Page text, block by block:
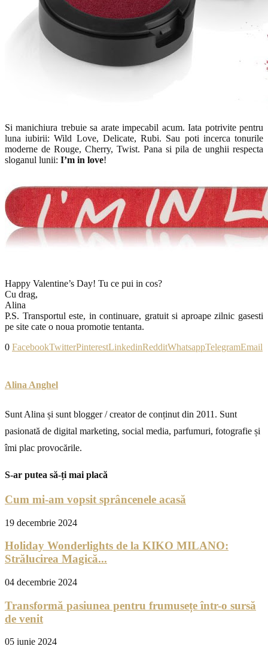
Si manichiura trebuie sa arate impecabil acum. Iata potrivite pentru
luna iubirii: Wild Love, Delicate, Rubi. Sau poti incerca tonurile
moderne de Rouge, Cherry, Twist. Pana si pila de unghii respecta
sloganul lunii: I’m in love!
Happy Valentine’s Day! Tu ce pui in cos?
Cu drag,
Alina
P.S. Transportul este, in continuare, gratuit si aproape zilnic gasesti
pe site cate o noua promotie tentanta.
0 FacebookTwitterPinterestLinkedinRedditWhatsappTelegramEmail
Alina Anghel
Sunt Alina și sunt blogger / creator de conținut din 2011. Sunt
pasionată de digital marketing, social media, parfumuri, fotografie și
îmi plac provocările.
S-ar putea să-ți mai placă
Cum mi-am vopsit sprâncenele acasă
19 decembrie 2024
Holiday Wonderlights de la KIKO MILANO:
Strălucirea Magică...
04 decembrie 2024
Transformă pasiunea pentru frumusețe într-o sursă
de venit
05 iunie 2024